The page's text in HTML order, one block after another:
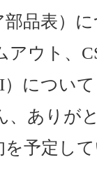
部品表）
アウト、
）について
、ありが
を予定し